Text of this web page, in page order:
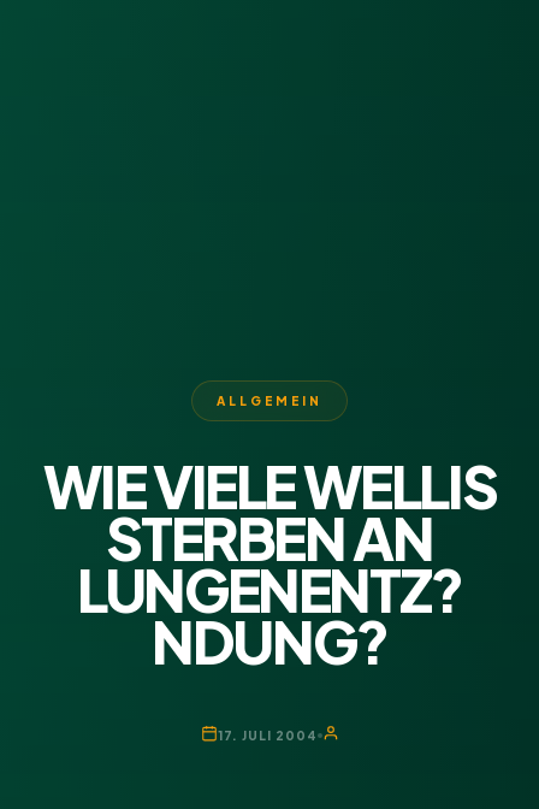
ALLGEMEIN
WIE VIELE WELLIS
STERBEN AN
LUNGENENTZ?
NDUNG?
17. JULI 2004